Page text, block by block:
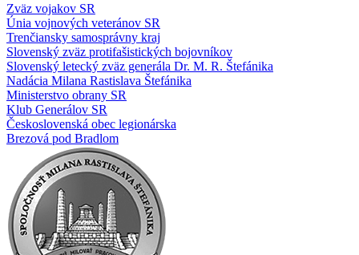
Zväz vojakov SR
Únia vojnových veteránov SR
Trenčiansky samosprávny kraj
Slovenský zväz protifašistických bojovníkov
Slovenský letecký zväz generála Dr. M. R. Štefánika
Nadácia Milana Rastislava Štefánika
Ministerstvo obrany SR
Klub Generálov SR
Československá obec legionárska
Brezová pod Bradlom